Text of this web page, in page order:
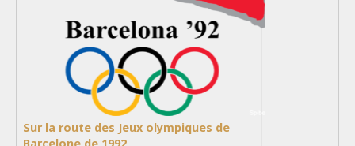
Sur la route des Jeux olympiques de